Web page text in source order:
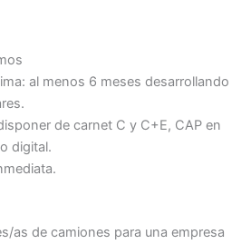
al menos 6 meses desarrollando
de carnet C y C+E, CAP en
digital.
as de camiones para una empresa